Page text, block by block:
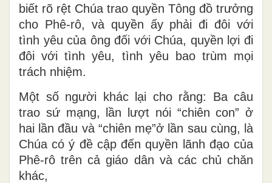
biết rõ rệt Chúa trao quyền Tông đồ trưởng
cho Phê-rô, và quyền ấy phải đi đôi với
tình yêu của ông đối với Chúa, quyền lợi đi
đôi với tình yêu, tình yêu bao trùm mọi
trách nhiệm.
Một số người khác lại cho rằng: Ba câu
trao sứ mạng, lần lượt nói “chiên con” ở
hai lần đầu và “chiên mẹ”ở lần sau cùng, là
Chúa có ý đề cập đến quyền lãnh đạo của
Phê-rô trên cả giáo dân và các chủ chăn
khác,